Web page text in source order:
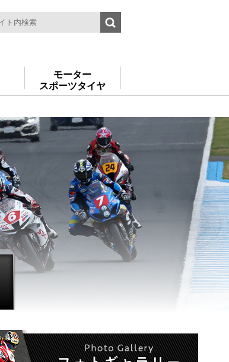
モーター
スポーツタイヤ